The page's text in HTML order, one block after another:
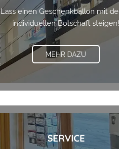
Lass einen Geschenkballon mit
individuellen Botschaft steigen!
MEHR DAZU
SERVICE